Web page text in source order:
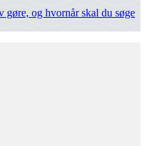
og hvornår skal du søge